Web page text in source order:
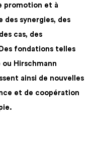
promotion et à
synergies, des
cas, des
fondations telles
Hirschmann
ainsi de nouvelles
et de coopération